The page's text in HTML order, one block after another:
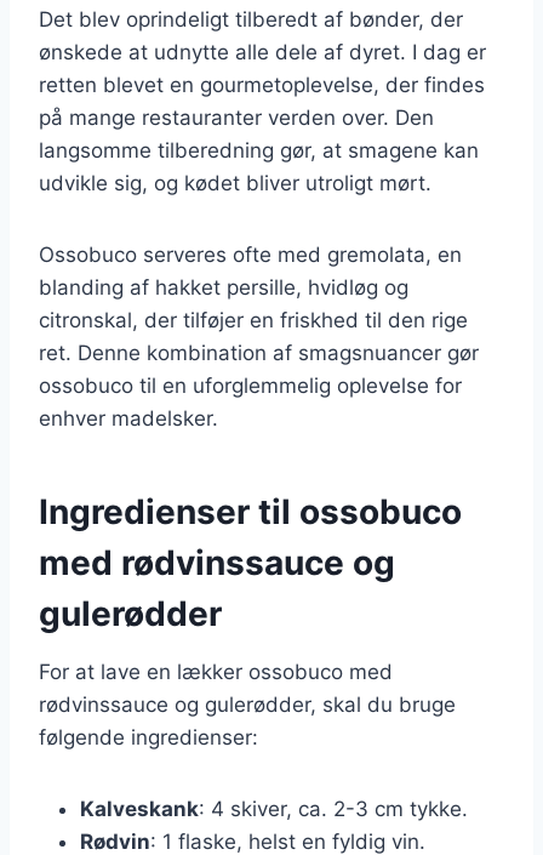
Det blev oprindeligt tilberedt af bønder, der
ønskede at udnytte alle dele af dyret. I dag er
retten blevet en gourmetoplevelse, der findes
på mange restauranter verden over. Den
langsomme tilberedning gør, at smagene kan
udvikle sig, og kødet bliver utroligt mørt.
Ossobuco serveres ofte med gremolata, en
blanding af hakket persille, hvidløg og
citronskal, der tilføjer en friskhed til den rige
ret. Denne kombination af smagsnuancer gør
ossobuco til en uforglemmelig oplevelse for
enhver madelsker.
Ingredienser til ossobuco
med rødvinssauce og
gulerødder
For at lave en lækker ossobuco med
rødvinssauce og gulerødder, skal du bruge
følgende ingredienser:
Kalveskank: 4 skiver, ca. 2-3 cm tykke.
Rødvin: 1 flaske, helst en fyldig vin.